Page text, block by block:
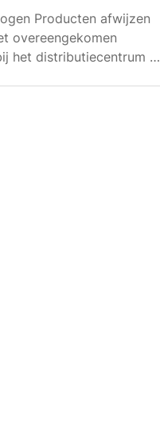
Producten afwijzen
overeengekomen
het distributiecentrum of